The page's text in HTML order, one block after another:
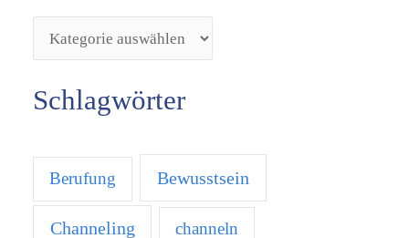
Schlagwörter
Berufung Bewusstsein
Channeling channeln